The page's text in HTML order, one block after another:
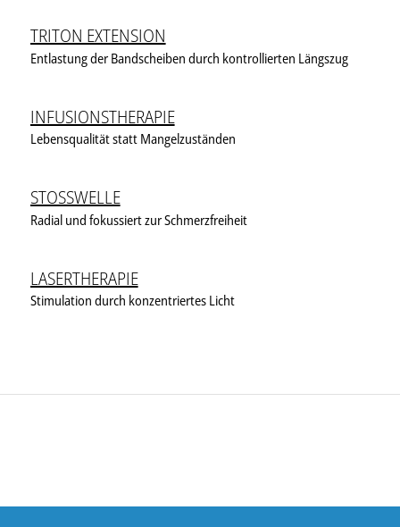
TRITON EXTENSION
Entlastung der Bandscheiben durch kontrollierten Längszug
INFUSIONSTHERAPIE
Lebensqualität statt Mangelzuständen
STOSSWELLE
Radial und fokussiert zur Schmerzfreiheit
LASERTHERAPIE
Stimulation durch konzentriertes Licht